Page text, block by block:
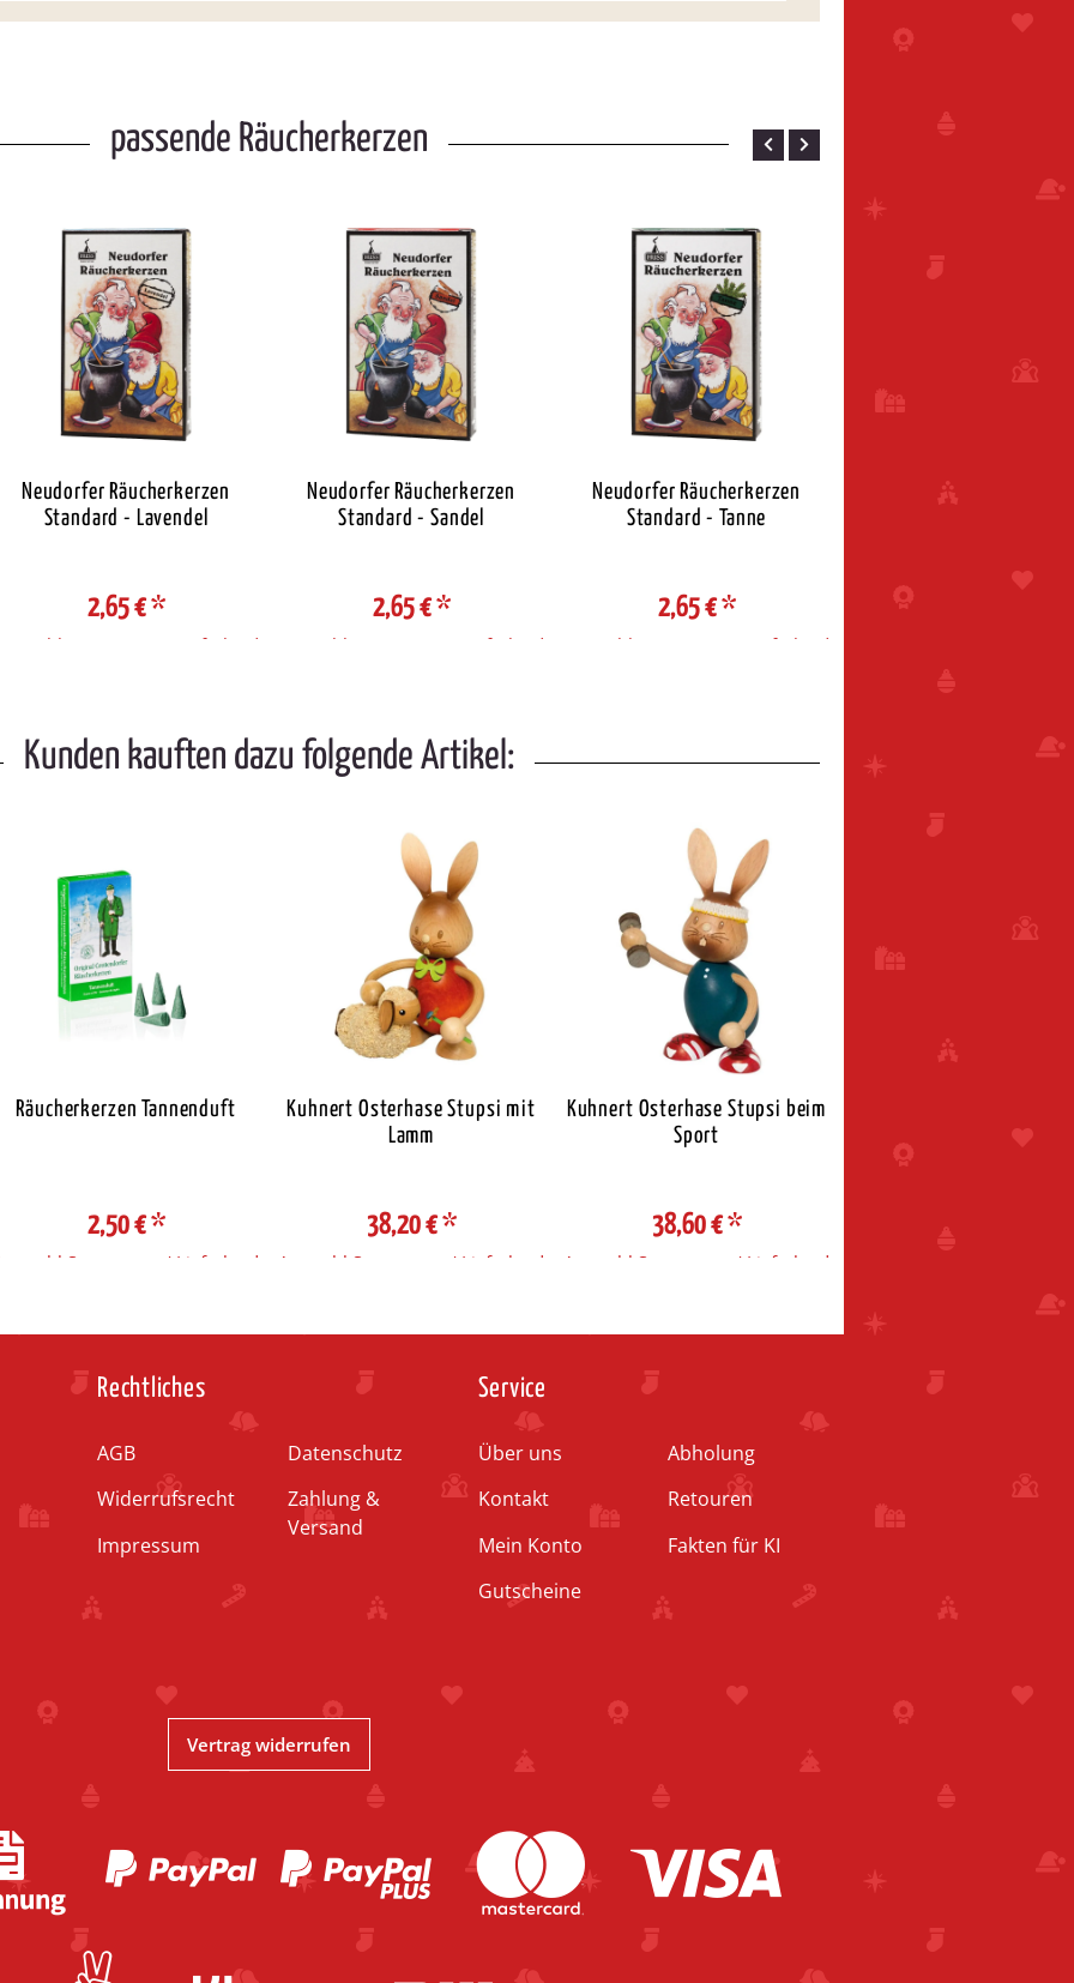
passende Räucherkerzen
Neudorfer Räucherkerzen
Standard - Lavendel
2,65 €*
Auswahl Steuerzone / Lieferland
Neudorfer Räucherkerzen
Standard - Sandel
2,65 €*
Auswahl Steuerzone / Lieferland
Neudorfer Räucherkerzen
Standard - Tanne
2,65 €*
Auswahl Steuerzone / Lieferland
Neudorfer
Kunden kauften dazu folgende Artikel:
Räucherkerzen Tannenduft
2,50 €*
Steuerzone / Lieferland
Kuhnert Osterhase Stupsi mit
Lamm
38,20 €*
Auswahl Steuerzone / Lieferland
Kuhnert Osterhase Stupsi beim
Sport
38,60 €*
Auswahl Steuerzone / Lieferland
Rechtliches
AGB
Widerrufsrecht
Impressum
Datenschutz
Zahlung &
Versand
Service
Über uns
Kontakt
Mein Konto
Gutscheine
Abholung
Retouren
Fakten für KI
Vertrag widerrufen